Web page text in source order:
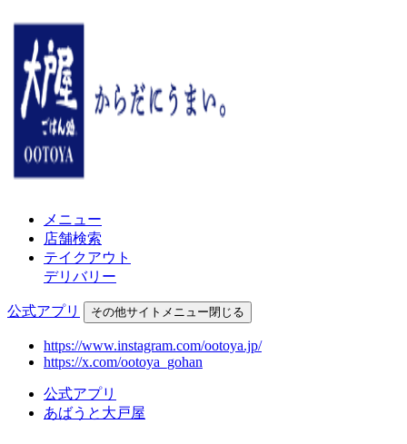
メニュー
店舗検索
テイクアウト
デリバリー
公式アプリ その他サイトメニュー閉じる
https://www.instagram.com/ootoya.jp/
https://x.com/ootoya_gohan
公式アプリ
あばうと大戸屋